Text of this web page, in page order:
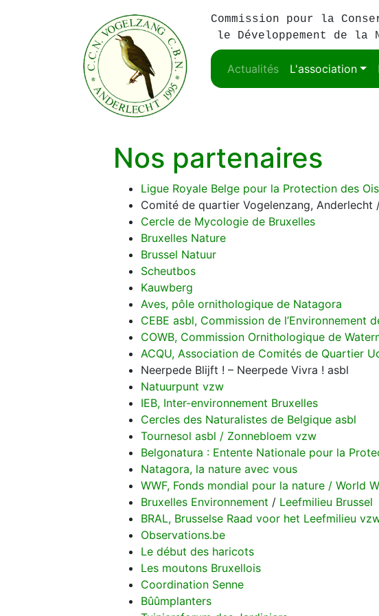
Commission pour la
le Développement de la
Actualités L'association
Nos partenaires
Ligue Royale Belge pour la Protection des
Comité de quartier Vogelenzang,
Cercle de Mycologie de Bruxelles
Bruxelles Nature
Brussel Natuur
Scheutbos
Kauwberg
Aves, pôle ornithologique de Natagora
CEBE asbl, Commission de l’Environnement
COWB, Commission Ornithologique de
ACQU, Association de Comités de Quartier
Neerpede Blijft ! – Neerpede Vivra ! asbl
Natuurpunt vzw
IEB, Inter-environnement Bruxelles
Cercles des Naturalistes de Belgique asbl
Tournesol asbl / Zonnebloem vzw
Belgonatura : Entente Nationale pour la
Natagora, la nature avec vous
WWF, Fonds mondial pour la nature / World
Bruxelles Environnement / Leefmilieu Brussel
BRAL, Brusselse Raad voor het Leefmilieu
Observations.be
Le début des haricots
Les moutons Bruxellois
Coordination Senne
Bûûmplanters